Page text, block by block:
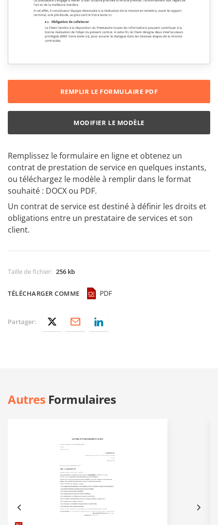
Remplissez le formulaire en ligne et obtenez un
contrat de prestation de service en quelques instants,
ou téléchargez le modèle à remplir dans le format
souhaité : DOCX ou PDF.
Un contrat de service est destiné à définir les droits et
obligations entre un prestataire de services et son
client.
Taille de fichier: 256 kb
TÉLÉCHARGER COMME PDF
REMPLIR LE FORMULAIRE PDF
MODIFIER LE MODÈLE
Partager:
Autres Formulaires